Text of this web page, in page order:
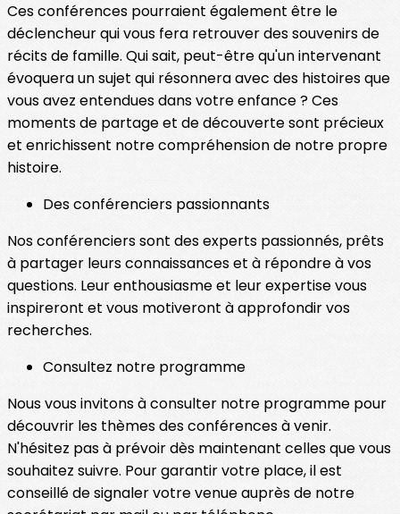
Ces conférences pourraient également être le
déclencheur qui vous fera retrouver des souvenirs de
récits de famille. Qui sait, peut-être qu'un intervenant
évoquera un sujet qui résonnera avec des histoires que
vous avez entendues dans votre enfance ? Ces
moments de partage et de découverte sont précieux
et enrichissent notre compréhension de notre propre
histoire.
Des conférenciers passionnants
Nos conférenciers sont des experts passionnés, prêts
à partager leurs connaissances et à répondre à vos
questions. Leur enthousiasme et leur expertise vous
inspireront et vous motiveront à approfondir vos
recherches.
Consultez notre programme
Nous vous invitons à consulter notre programme pour
découvrir les thèmes des conférences à venir.
N'hésitez pas à prévoir dès maintenant celles que vous
souhaitez suivre. Pour garantir votre place, il est
conseillé de signaler votre venue auprès de notre